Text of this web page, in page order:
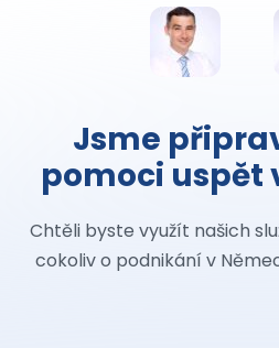
Jsme
pomoci uspět
Chtěli byste využít našich
cokoliv o podnikání v